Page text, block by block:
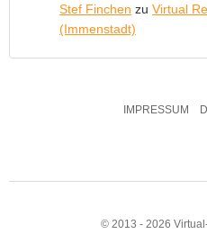
Stef Finchen zu Virtual
(Immenstadt)
IMPRESSUM
© 2013 - 2026